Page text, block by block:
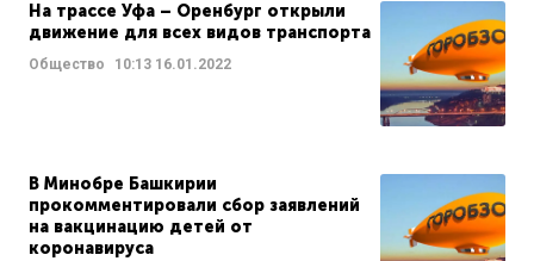
На трассе Уфа – Оренбург открыли
движение для всех видов транспорта
Общество 10:13 16.01.2022
В Минобре Башкирии
прокомментировали сбор заявлений
на вакцинацию детей от
коронавируса